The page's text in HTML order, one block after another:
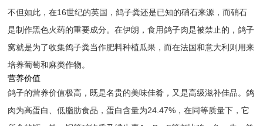
不但如此，在16世纪的英国，鸽子粪还是已知的硝石来源，而硝石
是制作黑色火药的重要成分。在伊朗，食用鸽子肉是被禁止的，鸽子
窝就是为了收集鸽子粪当作肥料种植瓜果，而在法国和意大利则用来
培养葡萄和麻类作物。
营养价值
鸽子的营养价值极高，既是名贵的美味佳肴，又是高级滋补佳品。鸽
肉为高蛋白、低脂肪食品，蛋白含量为24.47%，在同等质量下，它